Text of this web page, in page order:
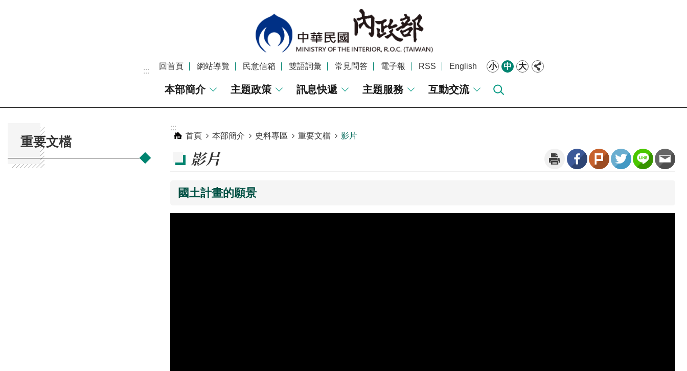
:::
回首頁 網站導覽 民意信箱 雙語詞彙 常見問答 電子報 RSS English 小 中 大
本部簡介 主題政策 訊息快遞 主題服務 互動交流
重要文檔
:::
首頁
本部簡介 史料專區 重要文檔 影片
影片
國土計畫的願景